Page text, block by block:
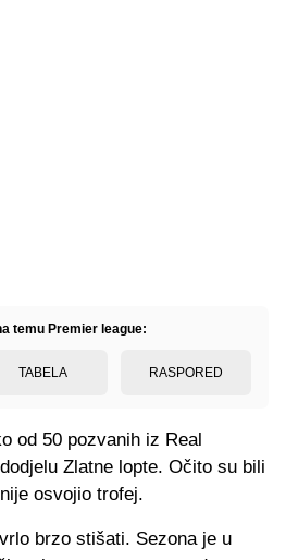
temu Premier league:
TABELA RASPORED
od 50 pozvanih iz Real
Zlatne lopte. Očito su bili
osvojio trofej.
brzo stišati. Sezona je u